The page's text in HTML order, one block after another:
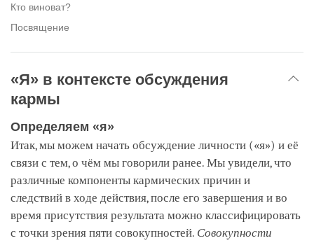
Кто виноват?
Посвящение
«Я» в контексте обсуждения
кармы
Определяем «я»
Итак, мы можем начать обсуждение личности («я») и её
связи с тем, о чём мы говорили ранее. Мы увидели, что
различные компоненты кармических причин и
следствий в ходе действия, после его завершения и во
время присутствия результата можно классифицировать
с точки зрения пяти совокупностей. Совокупности